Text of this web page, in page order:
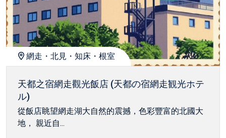
網走・北見・知床・根室
天都之宿網走觀光飯店 (天都の宿網走観光ホテ
ル)
從飯店眺望網走湖大自然的震撼，色彩豐富的北國大
地， 親近自...